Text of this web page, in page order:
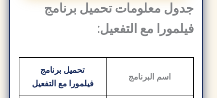
جدول معلومات تحميل برنامج
فيلمورا مع التفعيل:
اسم البرنامج
تحميل برنامج
فيلمورا مع التفعيل